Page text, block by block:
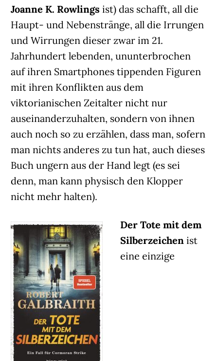
Joanne K. Rowlings ist) das schafft, all die
Haupt- und Nebenstränge, all die Irrungen
und Wirrungen dieser zwar im 21.
Jahrhundert lebenden, ununterbrochen
auf ihren Smartphones tippenden Figuren
mit ihren Konflikten aus dem
viktorianischen Zeitalter nicht nur
auseinanderzuhalten, sondern von ihnen
auch noch so zu erzählen, dass man, sofern
man nichts anderes zu tun hat, auch dieses
Buch ungern aus der Hand legt (es sei
denn, man kann physisch den Klopper
nicht mehr halten).
Der Tote mit dem
Silberzeichen ist
eine einzige